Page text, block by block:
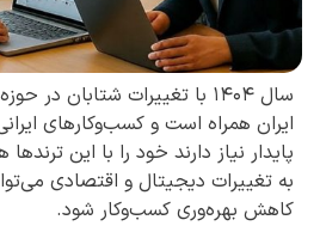
سال ۱۴۰۴ با تغییرات شتابان
ایران همراه است و کسب‌وکارهای
پایدار نیاز دارند خود را با این
به تغییرات دیجیتال و اقتصادی
کاهش بهره‌وری کسب‌وکار شود.